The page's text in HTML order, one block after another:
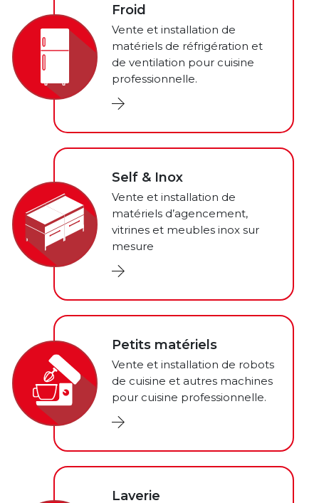
Froid
Vente et installation de
matériels de réfrigération et
de ventilation pour cuisine
professionnelle.
Self & Inox
Vente et installation de
matériels d’agencement,
vitrines et meubles inox sur
mesure
Petits matériels
Vente et installation de robots
de cuisine et autres machines
pour cuisine professionnelle.
Laverie